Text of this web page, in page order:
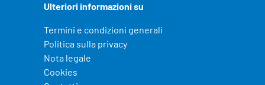
Ulteriori informazioni su
Termini e condizioni generali
Politica sulla privacy
Nota legale
Cookies